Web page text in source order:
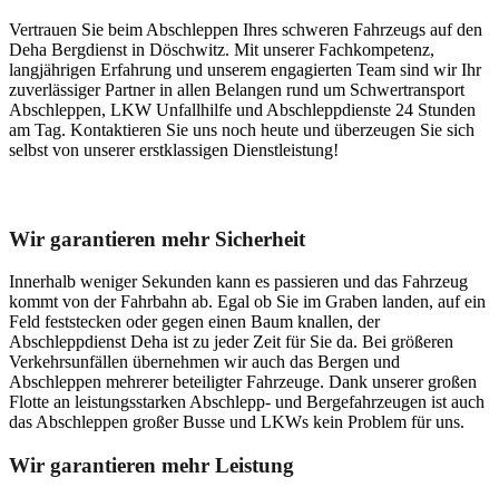
Vertrauen Sie beim Abschleppen Ihres schweren Fahrzeugs auf den
Deha Bergdienst in Döschwitz. Mit unserer Fachkompetenz,
langjährigen Erfahrung und unserem engagierten Team sind wir Ihr
zuverlässiger Partner in allen Belangen rund um Schwertransport
Abschleppen, LKW Unfallhilfe und Abschleppdienste 24 Stunden
am Tag. Kontaktieren Sie uns noch heute und überzeugen Sie sich
selbst von unserer erstklassigen Dienstleistung!
Wir garantieren mehr Sicherheit
Innerhalb weniger Sekunden kann es passieren und das Fahrzeug
kommt von der Fahrbahn ab. Egal ob Sie im Graben landen, auf ein
Feld feststecken oder gegen einen Baum knallen, der
Abschleppdienst Deha ist zu jeder Zeit für Sie da. Bei größeren
Verkehrsunfällen übernehmen wir auch das Bergen und
Abschleppen mehrerer beteiligter Fahrzeuge. Dank unserer großen
Flotte an leistungsstarken Abschlepp- und Bergefahrzeugen ist auch
das Abschleppen großer Busse und LKWs kein Problem für uns.
Wir garantieren mehr Leistung